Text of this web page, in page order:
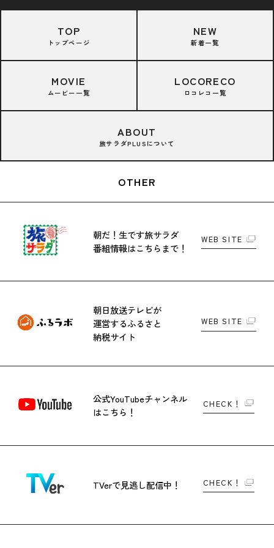
TOP
トップページ
NEW
新着一覧
MOVIE
ムービー一覧
LOCORECO
ロコレコ一覧
ABOUT
旅サラダPLUSについて
OTHER
朝だ！生です旅サラダ
番組情報はこちらまで！
WEB SITE
朝日放送テレビが
運営するふるさと
納税サイト
WEB SITE
公式YouTubeチャンネル
はこちら！
CHECK！
TVerで見逃し配信中！ CHECK！